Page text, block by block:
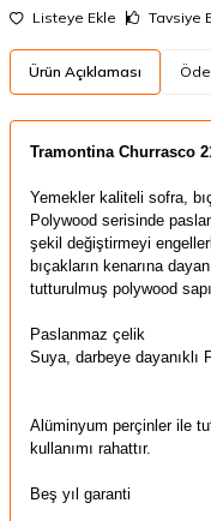
Listeye Ekle Tavsiye
Ürün Açıklaması
Tramontina Churrasco
Yemekler kaliteli sofra,
Polywood serisinde
şekil değiştirmeyi
bıçakların kenarına
tutturulmuş polywood
Paslanmaz çelik
Suya, darbeye dayanıklı
Alüminyum perçinler ile
kullanımı rahattır.
Beş yıl garanti